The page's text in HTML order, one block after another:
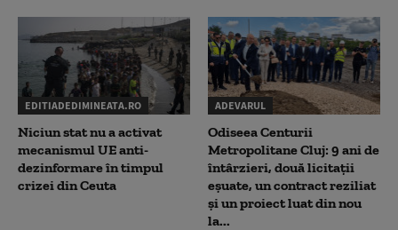
EDITIADEDIMINEATA.RO
Niciun stat nu a activat
mecanismul UE anti-
dezinformare în timpul
crizei din Ceuta
ADEVARUL
Odiseea Centurii
Metropolitane Cluj: 9 ani de
întârzieri, două licitații
eșuate, un contract reziliat
și un proiect luat din nou
la...